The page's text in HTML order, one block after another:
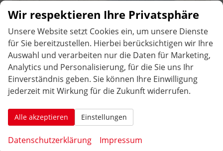
3.690,– €
Differenzbesteuert
sofort lieferbar
3-türig, 77 kW (105 PS), 1.896 cm³,
4 Zylinder, Schalt. 5-Gang, Frontantrieb,
Verbrennungsmotor (ICE), Diesel, Außenfarbe: Grau,
Zustand, Aussehen: 2, gut, Zustand, Fahrfähigkeit:
fahrtauglich, Vertragsart: Gewerbekunde, Vertragsart:
Privatkunde, Zustand: Unfallwagen fachgerecht repariert,
Erstzulassung: 31.07.2008, Kilometerstand: 243.200 km,
Rückruf-Service
PDF-Datei, Fahrzeugexposé drucken
Drucken, parken oder vergleichen
Fahrzeugnr.
Wir respektieren Ihre Privatsphäre
Unsere Website setzt Cookies ein, um unsere Dienste
für Sie bereitzustellen. Hierbei berücksichtigen wir Ihre
Auswahl und verarbeiten nur die Daten für Marketing,
Analytics und Personalisierung, für die Sie uns Ihr
Einverständnis geben. Sie können Ihre Einwilligung
jederzeit mit Wirkung für die Zukunft widerrufen.
Alle akzeptieren Einstellungen
Datenschutzerklärung Impressum